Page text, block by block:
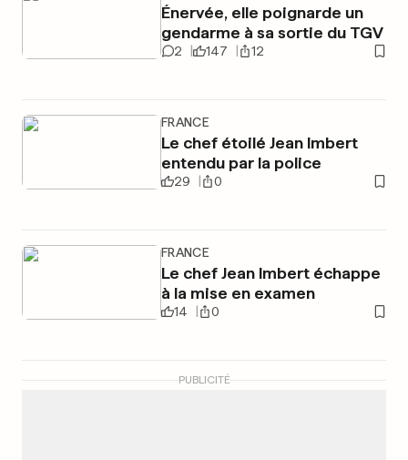
Énervée, elle poignarde un
gendarme à sa sortie du TGV
2 147 12
FRANCE
Le chef étoilé Jean Imbert
entendu par la police
29 0
FRANCE
Le chef Jean Imbert échappe
à la mise en examen
14 0
PUBLICITÉ